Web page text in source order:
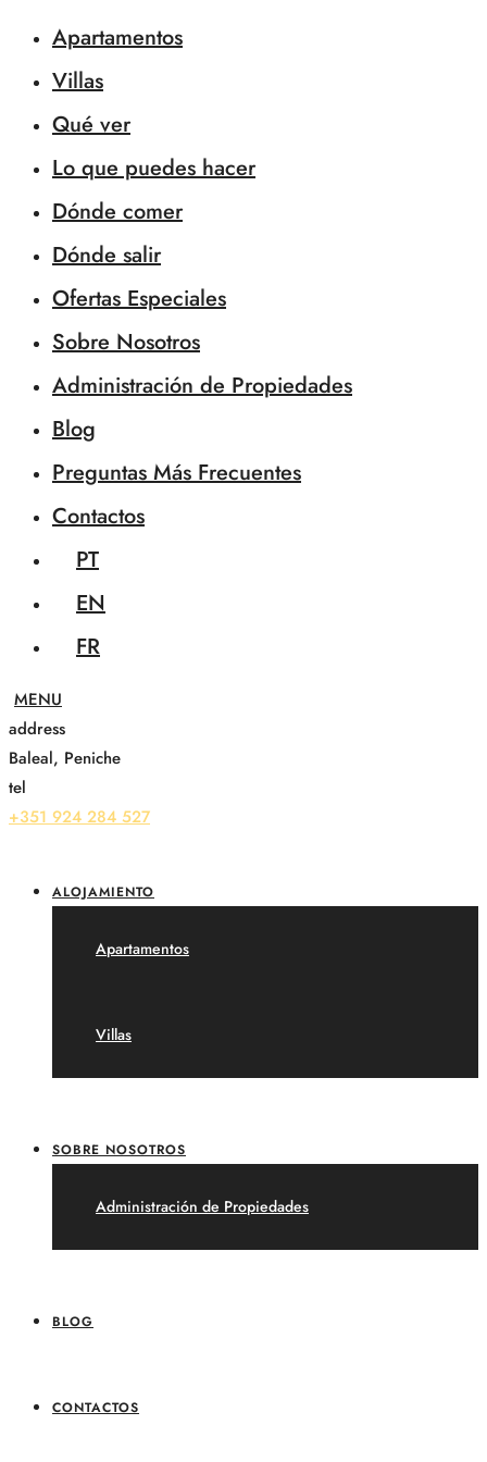
Apartamentos
Villas
Qué ver
Lo que puedes hacer
Dónde comer
Dónde salir
Ofertas Especiales
Sobre Nosotros
Administración de Propiedades
Blog
Preguntas Más Frecuentes
Contactos
PT
EN
FR
address
Baleal, Peniche
tel
+351 924 284 527
ALOJAMIENTO
Apartamentos
Villas
SOBRE NOSOTROS
Administración de Propiedades
BLOG
CONTACTOS